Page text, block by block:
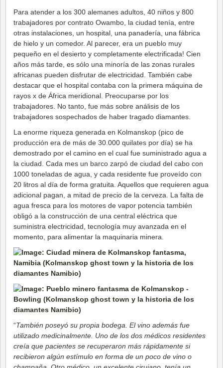
Para atender a los 300 alemanes adultos, 40 niños y 800
trabajadores por contrato Owambo, la ciudad tenía, entre
otras instalaciones, un hospital, una panadería, una fábrica
de hielo y un comedor. Al parecer, era un pueblo muy
pequeño en el desierto y completamente electrificada! Cien
años más tarde, es sólo una minoría de las zonas rurales
africanas pueden disfrutar de electricidad. También cabe
destacar que el hospital contaba con la primera máquina de
rayos x de África meridional. Preocuparse por los
trabajadores. No tanto, fue más sobre análisis de los
trabajadores sospechados de haber tragado diamantes.
La enorme riqueza generada en Kolmanskop (pico de
producción era de más de 30.000 quilates por día) se ha
demostrado por el camino en el cual fue suministrado agua a
la ciudad. Cada mes un barco zarpó de ciudad del cabo con
1000 toneladas de agua, y cada residente fue proveído con
20 litros al día de forma gratuita. Aquellos que requieren agua
adicional pagan, a mitad de precio de la cerveza. La falta de
agua fresca para los motores de vapor potencia también
obligó a la construcción de una central eléctrica que
suministra electricidad, tecnología muy avanzada en el
momento, para alimentar la maquinaria minera.
“También poseyó su propia bodega. El vino además fue
utilizado medicinalmente. Uno de los dos médicos residentes
creía que pacientes se recuperaron más rápidamente si
recibieron algún estímulo en forma de un poco de vino o